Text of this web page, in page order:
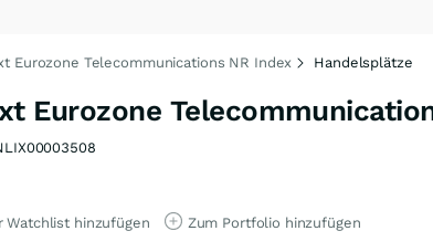
Eurozone Telecommunications NR Index Handelsplätze
Eurozone
Watchlist hinzufügen Zum Portfolio hinzufügen